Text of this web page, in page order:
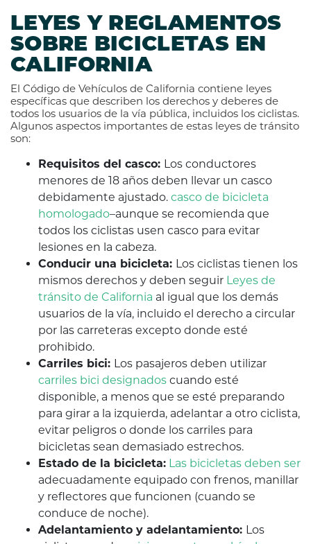
LEYES Y REGLAMENTOS
SOBRE BICICLETAS EN
CALIFORNIA
El Código de Vehículos de California contiene leyes
específicas que describen los derechos y deberes de
todos los usuarios de la vía pública, incluidos los ciclistas.
Algunos aspectos importantes de estas leyes de tránsito
son:
Requisitos del casco: Los conductores
menores de 18 años deben llevar un casco
debidamente ajustado. casco de bicicleta
homologado–aunque se recomienda que
todos los ciclistas usen casco para evitar
lesiones en la cabeza.
Conducir una bicicleta: Los ciclistas tienen los
mismos derechos y deben seguir Leyes de
tránsito de California al igual que los demás
usuarios de la vía, incluido el derecho a circular
por las carreteras excepto donde esté
prohibido.
Carriles bici: Los pasajeros deben utilizar
carriles bici designados cuando esté
disponible, a menos que se esté preparando
para girar a la izquierda, adelantar a otro ciclista,
evitar peligros o donde los carriles para
bicicletas sean demasiado estrechos.
Estado de la bicicleta: Las bicicletas deben ser
adecuadamente equipado con frenos, manillar
y reflectores que funcionen (cuando se
conduce de noche).
Adelantamiento y adelantamiento: Los